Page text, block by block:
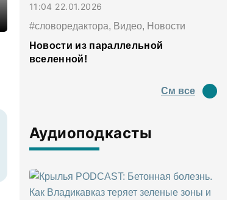
11:04 22.01.2026
#словоредактора, Видео, Новости
Новости из параллельной
вселенной!
См все
Аудиоподкасты